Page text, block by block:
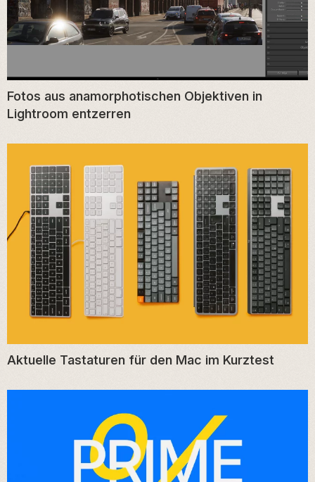
Fotos aus anamorphotischen Objektiven in
Lightroom entzerren
Aktuelle Tastaturen für den Mac im Kurztest